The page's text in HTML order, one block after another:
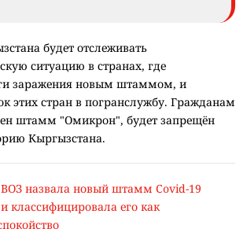
будет отслеживать
ситуацию в странах, где
заражения новым штаммом, и
этих стран в погранслужбу. Гражданам
штамм "Омикрон", будет запрещён
Кыргызстана.
ВОЗ назвала новый штамм Covid-19
классифицировала его как